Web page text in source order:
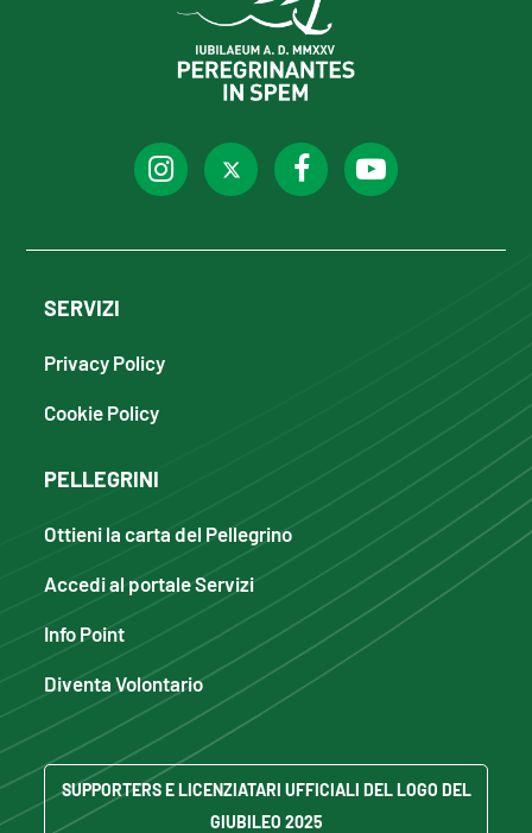
SERVIZI
Privacy Policy
Cookie Policy
PELLEGRINI
Ottieni la carta del Pellegrino
Accedi al portale Servizi
Info Point
Diventa Volontario
SUPPORTERS E LICENZIATARI UFFICIALI DEL LOGO DEL
GIUBILEO 2025